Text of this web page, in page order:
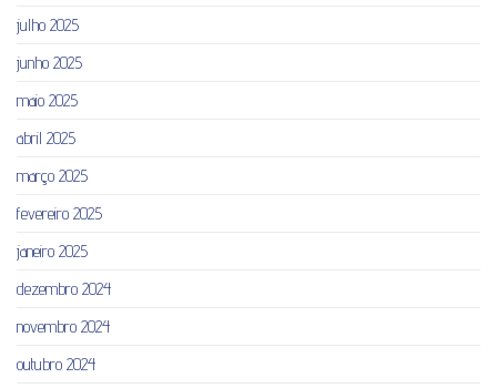
julho 2025
junho 2025
maio 2025
abril 2025
março 2025
fevereiro 2025
janeiro 2025
dezembro 2024
novembro 2024
outubro 2024